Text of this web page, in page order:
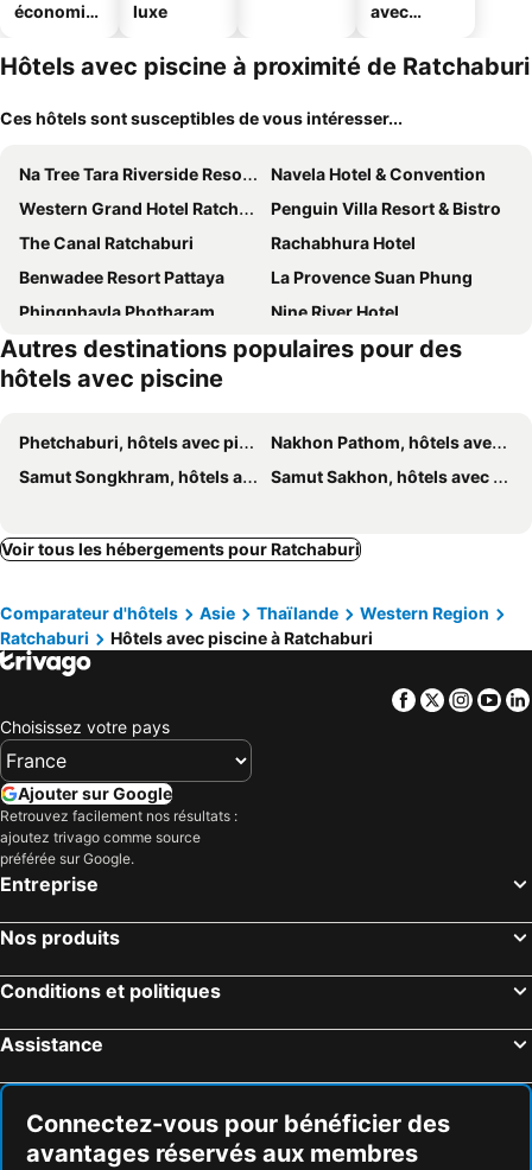
économiq
luxe
avec
Hôtels avec piscine à proximité de Ratchaburi
Ces hôtels sont susceptibles de vous intéresser...
Na Tree Tara Riverside Resort Amphawa Damnoensaduak
Navela Hotel & Convention
Western Grand Hotel Ratchaburi (SHA Extra Plus)
Penguin Villa Resort & Bistro
The Canal Ratchaburi
Rachabhura Hotel
Benwadee Resort Pattaya
La Provence Suan Phung
Phingphayla Photharam
Nine River Hotel
Baan Phor @bangkontee
DAMNERNPAWA
Villa Amphawa
Autres destinations populaires pour des
hôtels avec piscine
Phetchaburi, hôtels avec piscine
Nakhon Pathom, hôtels avec piscine
Samut Songkhram, hôtels avec piscine
Samut Sakhon, hôtels avec piscine
Voir tous les hébergements pour Ratchaburi
Comparateur d'hôtels Asie Thaïlande
Western Region
Ratchaburi
Hôtels avec piscine à Ratchaburi
Facebook
Twitter
Choisissez votre pays
Ajouter sur Google
Retrouvez facilement nos résultats :
ajoutez trivago comme source
préférée sur Google.
Entreprise
Nos produits
Conditions et politiques
Assistance
Connectez-vous pour bénéficier des
avantages réservés aux membres